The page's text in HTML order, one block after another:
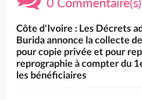
Côte d'Ivoire : Les Décrets
Burida annonce la collecte
pour copie privée et pour
reprographie à compter du
les bénéficiaires